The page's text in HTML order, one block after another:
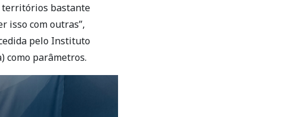
territórios bastante
isso com outras”,
pelo Instituto
como parâmetros.